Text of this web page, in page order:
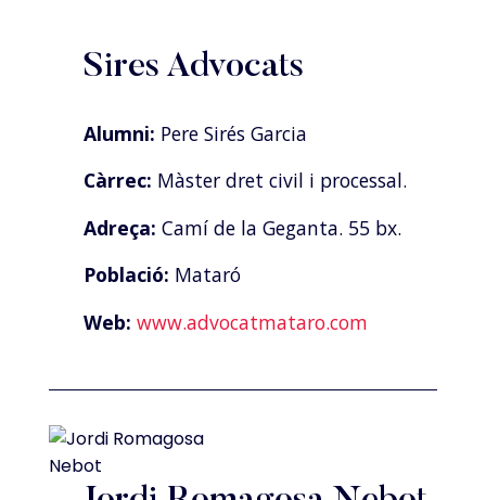
Sires Advocats
Alumni: Pere Sirés Garcia
Càrrec: Màster dret civil i processal.
Adreça: Camí de la Geganta. 55 bx.
Població: Mataró
Web: www.advocatmataro.com